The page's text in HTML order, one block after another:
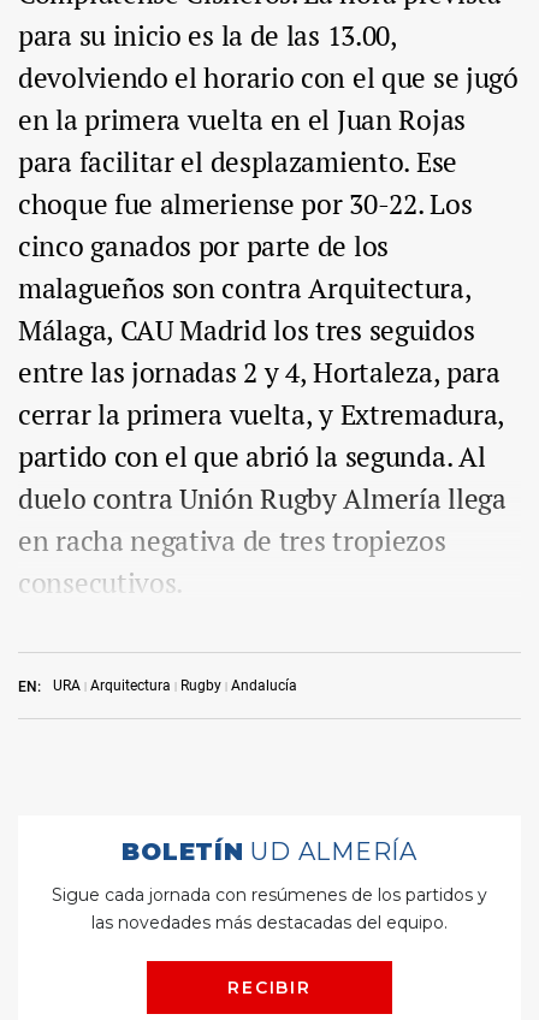
EN: URA Arquitectura Rugby Andalucía
para su inicio es la de las 13.00,
devolviendo el horario con el que se jugó
en la primera vuelta en el Juan Rojas
para facilitar el desplazamiento. Ese
choque fue almeriense por 30-22. Los
cinco ganados por parte de los
malagueños son contra Arquitectura,
Málaga, CAU Madrid los tres seguidos
entre las jornadas 2 y 4, Hortaleza, para
cerrar la primera vuelta, y Extremadura,
partido con el que abrió la segunda. Al
duelo contra Unión Rugby Almería llega
en racha negativa de tres tropiezos
consecutivos.